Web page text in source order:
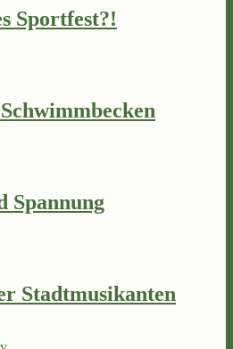
Sportfest?!
Spannung
Stadtmusikanten